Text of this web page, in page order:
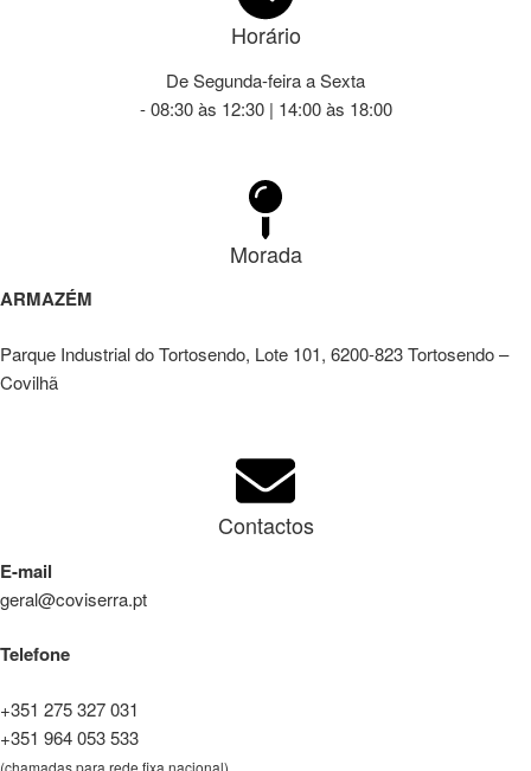
Horário
De Segunda-feira a Sexta
- 08:30 às 12:30 | 14:00 às 18:00
Morada
ARMAZÉM
Parque Industrial do Tortosendo, Lote 101, 6200-823 Tortosendo –
Covilhã
Contactos
E-mail
geral@coviserra.pt
Telefone
+351 275 327 031
+351 964 053 533
(chamadas para rede fixa nacional)